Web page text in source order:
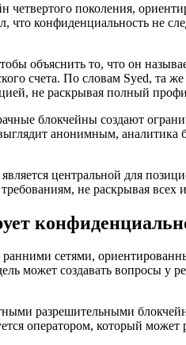
четвертого поколения,
что конфиденциальность не
объяснить то, что он
счета. По словам Syed,
не раскрывая полный
блокчейны создают
анонимным,
центральной для
не раскрывая
сетями,
может создавать вопросы у
разрешительными
оператором, который